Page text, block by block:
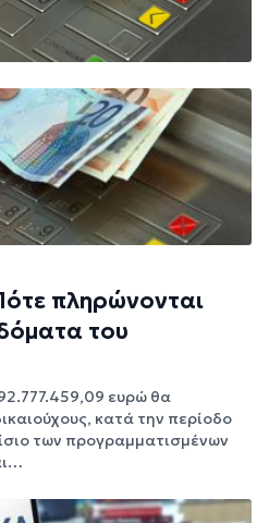
πληρώνονται
του
ευρώ θα
κατά την περίοδο
των προγραμματισμένων